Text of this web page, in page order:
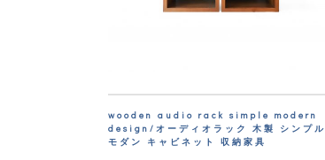
wooden audio rack simple modern
design/オーディオラック 木製 シンプル
モダン キャビネット 収納家具